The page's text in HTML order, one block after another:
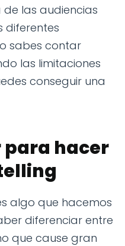
las audiencias
diferentes
sabes contar
las limitaciones
conseguir una
para hacer
algo que hacemos
diferenciar entre
que cause gran